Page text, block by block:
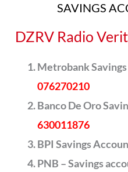
SAVINGS
DZRV Radio
Metrobank
076270210
Banco De Oro
630011876
BPI Savings
PNB – Savings